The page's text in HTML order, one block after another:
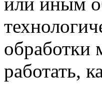
обработки
работать,